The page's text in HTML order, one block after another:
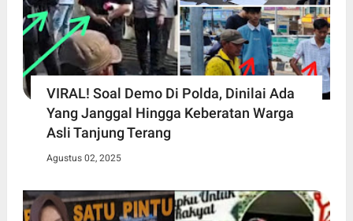
VIRAL! Soal Demo Di Polda, Dinilai Ada
Yang Janggal Hingga Keberatan Warga
Asli Tanjung Terang
Agustus 02, 2025